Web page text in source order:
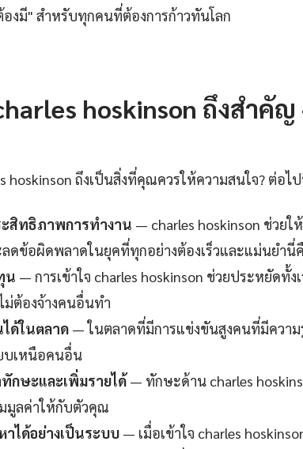
งมี" สำหรับทุกคนที่ต้องการก้าวทันโลก
hoskinson ถึงสำคั
hoskinson ถึงเป็นสิ่งที่คุณควรให้ความสนใจ? ต่อไ
สิทธิภาพการทำงาน — charles hoskinson ช่วย
ดข้อผิดพลาดในยุคที่ทุกอย่างต้องเร็วและแม่นยำนี่
น — การเข้าใจ charles hoskinson ช่วยประหยัดทั้
ม่ต้องจ้างคนอื่นทำ
ด้ในตลาด — ในตลาดที่มีการแข่งขันสูงคนที่มีความ
บเหนือคนอื่น
กษะและเพิ่มรายได้— ทักษะด้าน charles
มูลค่าให้กับตัวคุณ
ได้อย่างเป็นระบบ — เมื่อเข้าใจ charles